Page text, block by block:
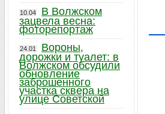
10.04
В Волжском
зацвела весна:
фоторепортаж
24.01
Вороны,
дорожки и туалет: в
Волжском обсудили
обновление
заброшенного
участка сквера на
улице Советской